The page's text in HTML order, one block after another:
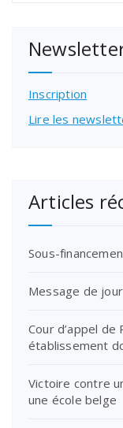
Inscription
Lire les
Articles
Sous-
Message de
Cour d’appel de
établissement
Victoire contre
une école belge